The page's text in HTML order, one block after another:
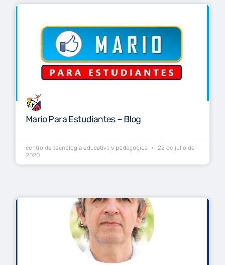
Mario Para Estudiantes – Blog
centro de tecnologia educativa y pedagogica
22 de julio de
2020